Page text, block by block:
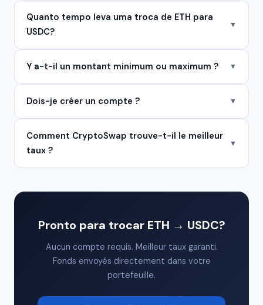
Quanto tempo leva uma troca de ETH para
USDC?
▼
Y a-t-il un montant minimum ou maximum ? ▼
Dois-je créer un compte ? ▼
Comment CryptoSwap trouve-t-il le meilleur
taux ?
▼
Pronto para trocar ETH → USDC?
Aucun compte requis. Meilleur taux garanti.
Fonds envoyés directement dans votre
portefeuille.